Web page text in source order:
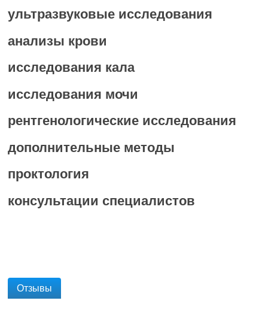
ультразвуковые исследования
анализы крови
исследования кала
исследования мочи
рентгенологические исследования
дополнительные методы
проктология
консультации специалистов
Отзывы